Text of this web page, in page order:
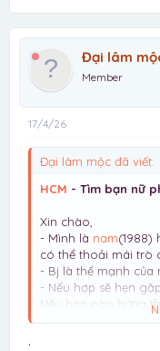
Đại lâm
Member
17/4/26
Đại lâm mộc đã viết:
HCM - Tìm bạn nữ
Xin chào,
- Mình là nam(1988)
có thể thoải mái trò
- Bj là thế mạnh của
- Nếu hợp sẽ hẹn
Nếu bạn nào hứng
Lưu ý: mình chỉ tìm
.